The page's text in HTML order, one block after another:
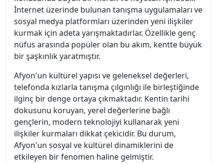
İnternet üzerinde bulunan tanışma uygulamaları ve
sosyal medya platformları üzerinden yeni ilişkiler
kurmak için adeta yarışmaktadırlar. Özellikle genç
nüfus arasında popüler olan bu akım, kentte büyük
bir şaşkınlık yaratmıştır.
Afyon'un kültürel yapısı ve geleneksel değerleri,
telefonda kızlarla tanışma çılgınlığı ile birleştiğinde
ilginç bir denge ortaya çıkmaktadır. Kentin tarihi
dokusunu koruyan, yerel değerlerine bağlı
gençlerin, modern teknolojiyi kullanarak yeni
ilişkiler kurmaları dikkat çekicidir. Bu durum,
Afyon'un sosyal ve kültürel dinamiklerini de
etkileyen bir fenomen haline gelmiştir.